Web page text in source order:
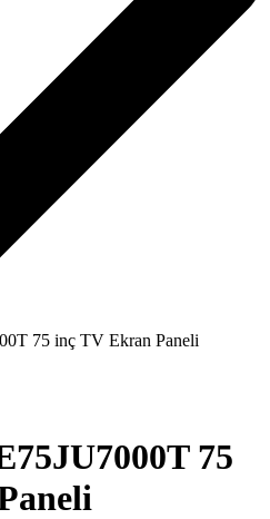
75 inç TV Ekran Paneli
75